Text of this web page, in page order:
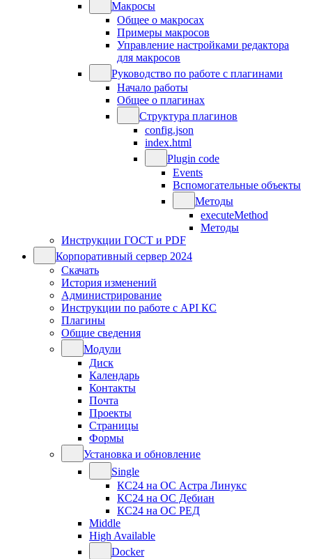
Макросы
Общее о макросах
Примеры макросов
Управление настройками редактора
для макросов
Руководство по работе с плагинами
Начало работы
Общее о плагинах
Структура плагинов
config.json
index.html
Plugin code
Events
Вспомогательные объекты
Методы
executeMethod
Методы
Инструкции ГОСТ и PDF
Корпоративный сервер 2024
Скачать
История изменений
Администрирование
Инструкции по работе с API КС
Плагины
Общие сведения
Модули
Диск
Календарь
Контакты
Почта
Проекты
Страницы
Формы
Установка и обновление
Single
КС24 на ОС Астра Линукс
КС24 на ОС Дебиан
КС24 на ОС РЕД
Middle
High Available
Docker